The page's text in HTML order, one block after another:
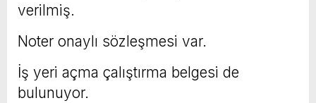
verilmiş.
Noter onaylı sözleşmesi var.
İş yeri açma çalıştırma belgesi de
bulunuyor.